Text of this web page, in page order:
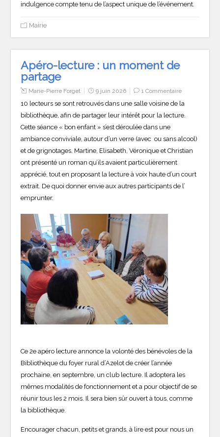
indulgence compte tenu de l’aspect unique de l’événement.
Mairie
Apéro-lecture : un moment de
partage
Marie-Pierre Forget 9 juin 2026 1 Commentaire
10 lecteurs se sont retrouvés dans une salle voisine de la
bibliothèque, afin de partager leur intérêt pour la lecture.
Cette séance « bon enfant » s’est déroulée dans une
ambiance conviviale, autour d’un verre (avec ou sans alcool)
et de grignotages. Martine, Elisabeth, Véronique et Christian
ont présenté un roman qu’ils avaient particulièrement
apprécié, tout en proposant la lecture à voix haute d’un court
extrait. De quoi donner envie aux autres participants de l’
emprunter.
Ce 2e apéro lecture annonce la volonté des bénévoles de la
Bibliothèque du foyer rural d’Azelot de créer l’année
prochaine, en septembre, un club lecture. Il adoptera les
mêmes modalités de fonctionnement et a pour objectif de se
réunir tous les 2 mois. Il sera bien sûr ouvert à tous, comme
la bibliothèque.
Encourager chacun, petits et grands, à lire est pour nous un